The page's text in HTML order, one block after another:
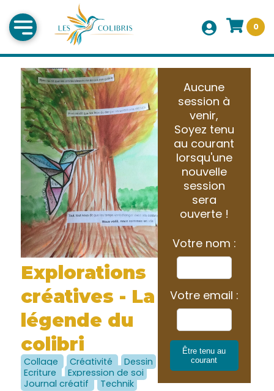
0
Explorations
créatives - La
légende du
colibri
Collage Créativité
Dessin
Ecriture
Expression de soi
Journal créatif
Technik
Aucune
session à
venir,
Soyez tenu
au courant
lorsqu'une
nouvelle
session
sera
ouverte !
Votre nom :
Votre email :
Être tenu au
courant